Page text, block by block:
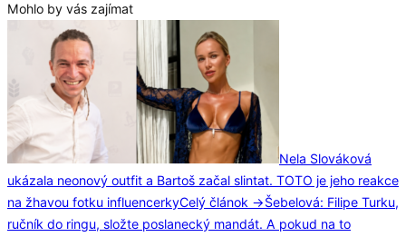
Mohlo by vás zajímat
Nela Slováková
ukázala neonový outfit a Bartoš začal slintat. TOTO je jeho reakce
na žhavou fotku influencerkyCelý článok →Šebelová: Filipe Turku,
ručník do ringu, složte poslanecký mandát. A pokud na to